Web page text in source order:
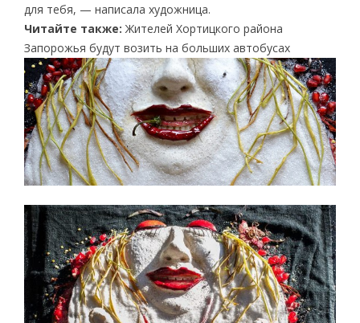
для тебя, — написала художница.
Читайте также: Жителей Хортицкого района
Запорожья будут возить на больших автобусах